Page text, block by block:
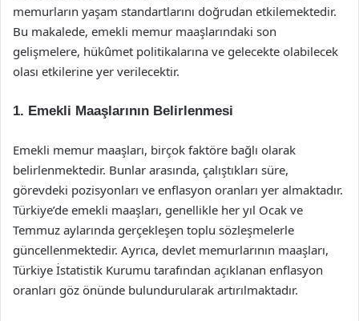
memurların yaşam standartlarını doğrudan etkilemektedir.
Bu makalede, emekli memur maaşlarındaki son
gelişmelere, hükûmet politikalarına ve gelecekte olabilecek
olası etkilerine yer verilecektir.
1. Emekli Maaşlarının Belirlenmesi
Emekli memur maaşları, birçok faktöre bağlı olarak
belirlenmektedir. Bunlar arasında, çalıştıkları süre,
görevdeki pozisyonları ve enflasyon oranları yer almaktadır.
Türkiye’de emekli maaşları, genellikle her yıl Ocak ve
Temmuz aylarında gerçekleşen toplu sözleşmelerle
güncellenmektedir. Ayrıca, devlet memurlarının maaşları,
Türkiye İstatistik Kurumu tarafından açıklanan enflasyon
oranları göz önünde bulundurularak artırılmaktadır.